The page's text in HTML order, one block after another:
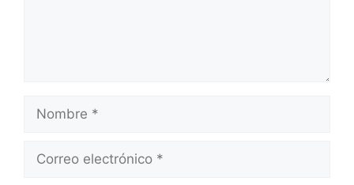
Nombre
Correo